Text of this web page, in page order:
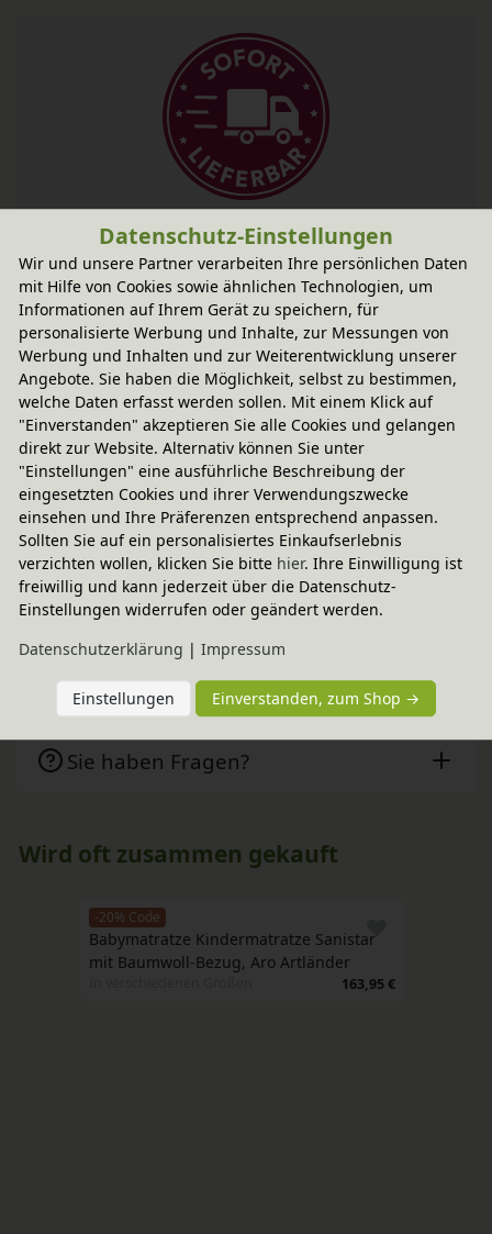
29,95 € innerhalb Österreichs
Sofort lieferbar- Versand heute!
CO2-neutraler Paketversand
weitere Informationen
Technische Daten
BioKinder - Das gesunde Kinderzimmer
Zubehör
Pflegehinweis & Anwendung
Sie haben Fragen?
Wird oft zusammen gekauft
-20% Code
Babymatratze Kindermatratze Sanistar
mit Baumwoll-Bezug, Aro Artländer
163,95 €
Datenschutz-Einstellungen
Wir und unsere Partner verarbeiten Ihre persönlichen Daten
mit Hilfe von Cookies sowie ähnlichen Technologien, um
Informationen auf Ihrem Gerät zu speichern, für
personalisierte Werbung und Inhalte, zur Messungen von
Werbung und Inhalten und zur Weiterentwicklung unserer
Angebote. Sie haben die Möglichkeit, selbst zu bestimmen,
welche Daten erfasst werden sollen. Mit einem Klick auf
"Einverstanden" akzeptieren Sie alle Cookies und gelangen
direkt zur Website. Alternativ können Sie unter
"Einstellungen" eine ausführliche Beschreibung der
eingesetzten Cookies und ihrer Verwendungszwecke
einsehen und Ihre Präferenzen entsprechend anpassen.
Sollten Sie auf ein personalisiertes Einkaufserlebnis
verzichten wollen, klicken Sie bitte hier. Ihre Einwilligung ist
freiwillig und kann jederzeit über die Datenschutz-
Einstellungen widerrufen oder geändert werden.
Daten­schutz­erklärung | Impressum
Einstellungen Einverstanden, zum Shop →